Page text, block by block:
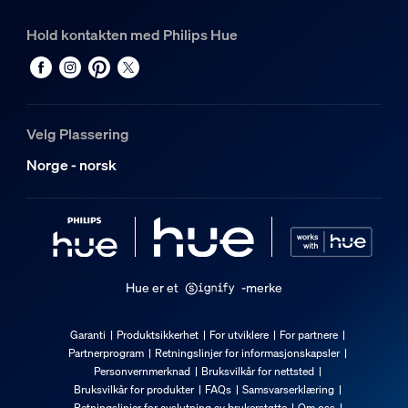
Hold kontakten med Philips Hue
Velg Plassering
Norge - norsk
Hue er et -merke
Garanti Produktsikkerhet For utviklere
For partnere
Partnerprogram
Retningslinjer for informasjonskapsler
Personvernmerknad
Bruksvilkår for nettsted
Bruksvilkår for produkter
FAQs
Samsvarserklæring